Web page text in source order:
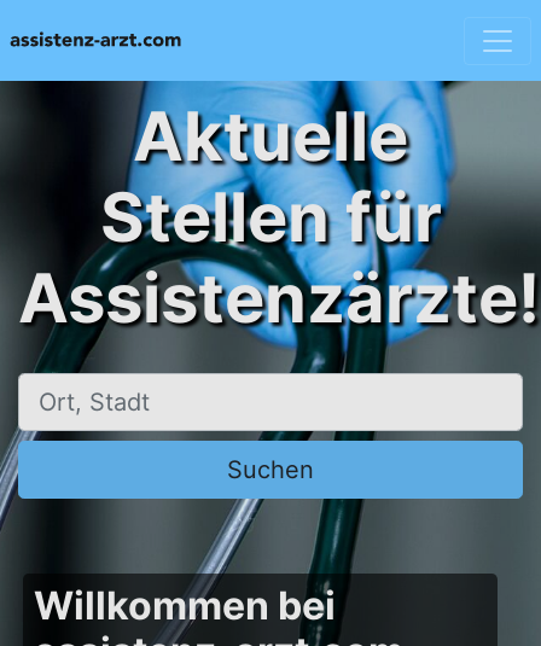
Aktuelle
Stellen für
Assistenzärzte!
Ort, Stadt
Suchen
Willkommen bei